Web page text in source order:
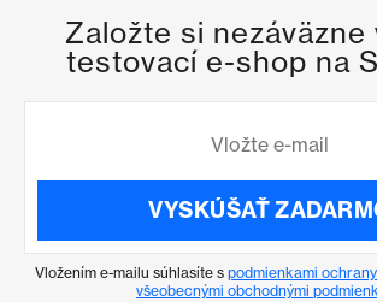
Založte si nezáväzne
testovací e-shop na
VYSKÚŠAŤ
Vložením e-mailu súhlasíte s podmienkami
všeobecnými obchodnými